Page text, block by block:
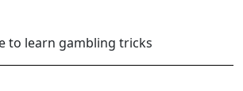
to learn gambling tricks